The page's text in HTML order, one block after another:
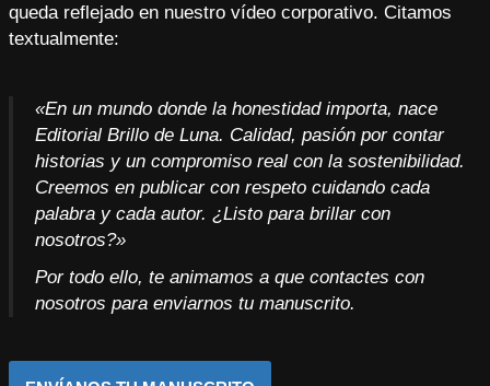
queda reflejado en nuestro vídeo corporativo. Citamos
textualmente:
«En un mundo donde la honestidad importa, nace
Editorial Brillo de Luna. Calidad, pasión por contar
historias y un compromiso real con la sostenibilidad.
Creemos en publicar con respeto cuidando cada
palabra y cada autor. ¿Listo para brillar con
nosotros?»
Por todo ello, te animamos a que contactes con
nosotros para enviarnos tu manuscrito.